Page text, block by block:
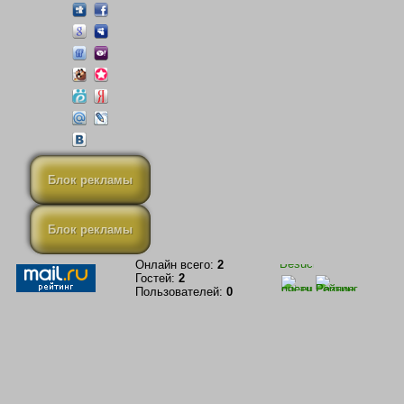
Блок рекламы
Блок рекламы
Онлайн всего: 2
Гостей: 2
Пользователей: 0